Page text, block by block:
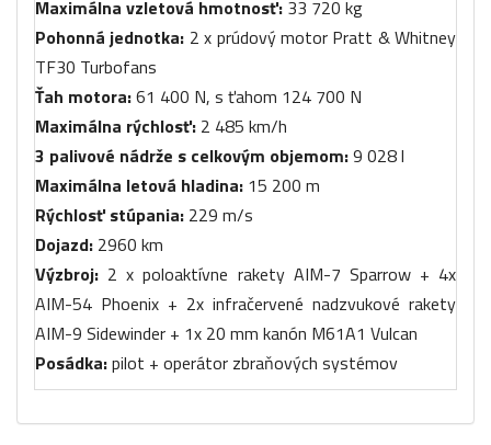
Maximálna vzletová hmotnosť: 33 720 kg
Pohonná jednotka: 2 x prúdový motor Pratt & Whitney
TF30 Turbofans
Ťah motora:61 400 N, s ťahom 124 700 N
Maximálna rýchlosť: 2 485 km/h
3 palivové nádrže s celkovým objemom:9 028 l
Maximálna letová hladina: 15 200 m
Rýchlosť stúpania: 229 m/s
Dojazd: 2960 km
Výzbroj: 2 x poloaktívne rakety AIM-7 Sparrow + 4x
AIM-54 Phoenix + 2x infračervené nadzvukové rakety
AIM-9 Sidewinder + 1x 20 mm kanón M61A1 Vulcan
Posádka:pilot + operátor zbraňových systémov